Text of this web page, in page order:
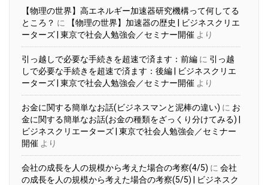
【物理の世界】高エネルギー加速器研究機構って何してる
ところ？ に
【物理の世界】加速器の歴史 | ビジネスクリエ
ーターズ | 東京で社会人勉強会／セミナー開催 より
引っ越しで必要な手続きを超速で済ます：前編 に 引っ越
しで必要な手続きを超速で済ます：後編 | ビジネスクリエ
ーターズ | 東京で社会人勉強会／セミナー開催 より
お金に関する簡単なお話(ビジネスマンと泥棒の違い) に お
金に関する簡単なお話(お金の種類をざっくり分けてみる) |
ビジネスクリエーターズ | 東京で社会人勉強会／セミナー
開催 より
会社の成長を人の規模から考えた場合の考察(4/5) に 会社
の成長を人の規模から考えた場合の考察(5/5) | ビジネスク